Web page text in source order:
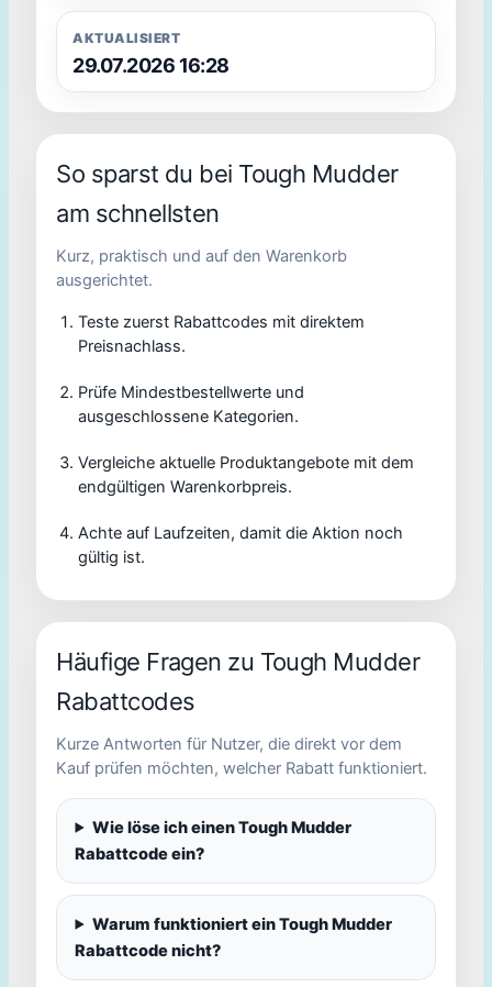
AKTUALISIERT
29.07.2026 16:28
So sparst du bei Tough Mudder
am schnellsten
Kurz, praktisch und auf den Warenkorb
ausgerichtet.
Teste zuerst Rabattcodes mit direktem
Preisnachlass.
Prüfe Mindestbestellwerte und
ausgeschlossene Kategorien.
Vergleiche aktuelle Produktangebote mit dem
endgültigen Warenkorbpreis.
Achte auf Laufzeiten, damit die Aktion noch
gültig ist.
Häufige Fragen zu Tough Mudder
Rabattcodes
Kurze Antworten für Nutzer, die direkt vor dem
Kauf prüfen möchten, welcher Rabatt funktioniert.
Wie löse ich einen Tough Mudder
Rabattcode ein?
Warum funktioniert ein Tough Mudder
Rabattcode nicht?